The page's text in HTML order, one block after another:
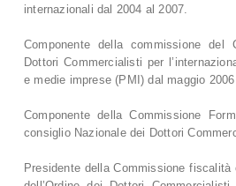
internazionali dal 2004 al 2007.
Componente della commissione del
Dottori Commercialisti per
e medie imprese (PMI) dal maggio
Componente della Commissione
consiglio Nazionale dei Dottori
Presidente della Commissione fiscalità